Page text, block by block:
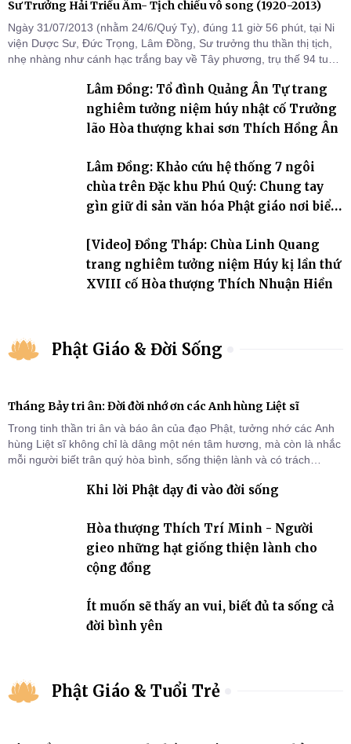
Sư Trưởng Hải Triều Âm- Tịch chiếu vô song (1920-2013)
Ngày 31/07/2013 (nhằm 24/6/Quý Tỵ), đúng 11 giờ 56 phút, tại Ni
viện Dược Sư, Đức Trọng, Lâm Đồng, Sư trưởng thu thần thị tịch,
nhẹ nhàng như cánh hạc trắng bay về Tây phương, trụ thế 94 tuổi
Lâm Đồng: Tổ đình Quảng Ân Tự trang
nghiêm tưởng niệm húy nhật cố Trưởng
lão Hòa thượng khai sơn Thích Hồng Ân
Lâm Đồng: Khảo cứu hệ thống 7 ngôi
chùa trên Đặc khu Phú Quý: Chung tay
gìn giữ di sản văn hóa Phật giáo nơi biển
[Video] Đồng Tháp: Chùa Linh Quang
trang nghiêm tưởng niệm Húy kị lần thứ
XVIII cố Hòa thượng Thích Nhuận Hiền
Phật Giáo & Đời Sống
Tháng Bảy tri ân: Đời đời nhớ ơn các Anh hùng Liệt sĩ
Trong tinh thần tri ân và báo ân của đạo Phật, tưởng nhớ các Anh
hùng Liệt sĩ không chỉ là dâng một nén tâm hương, mà còn là nhắc
mỗi người biết trân quý hòa bình, sống thiện lành và có trách
Khi lời Phật dạy đi vào đời sống
Hòa thượng Thích Trí Minh - Người
gieo những hạt giống thiện lành cho
cộng đồng
Ít muốn sẽ thấy an vui, biết đủ ta sống cả
đời bình yên
Phật Giáo & Tuổi Trẻ